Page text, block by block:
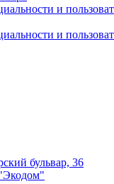
и
и
бульвар, 36